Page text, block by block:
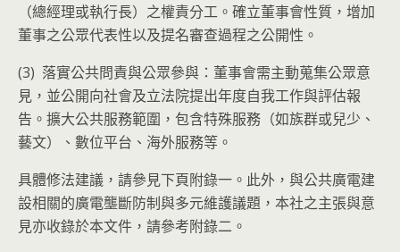
（總經理或執行長）之權責分工。確立董事會性質，增加
董事之公眾代表性以及提名審查過程之公開性。
(3) 落實公共問責與公眾參與：董事會需主動蒐集公眾意
見，並公開向社會及立法院提出年度自我工作與評估報
告。擴大公共服務範圍，包含特殊服務（如族群或兒少、
藝文）、數位平台、海外服務等。
具體修法建議，請參見下頁附錄一。此外，與公共廣電建
設相關的廣電壟斷防制與多元維護議題，本社之主張與意
見亦收錄於本文件，請參考附錄二。